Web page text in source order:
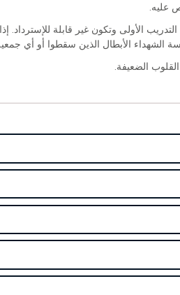
عليه.
الأولى وتكون غير قابلة
الشهداء الأبطال الذين سقطوا أو أي
الضعيفة.